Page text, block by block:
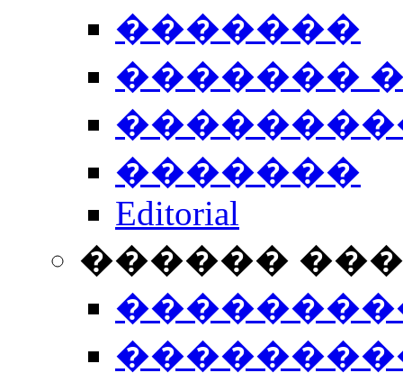
�������
�������
�������
Editorial
������